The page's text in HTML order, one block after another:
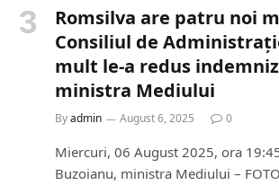
Romsilva are patru noi
Consiliul de
mult le-a redus
ministra Mediului
Byadmin August 6, 2025 0
Miercuri, 06 August 2025, ora
Buzoianu, ministra Mediului –